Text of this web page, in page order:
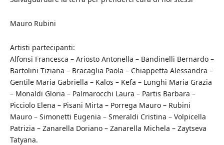
Mauro Rubini
Artisti partecipanti:
Alfonsi Francesca – Ariosto Antonella – Bandinelli Bernardo –
Bartolini Tiziana – Bracaglia Paola – Chiappetta Alessandra –
Gentile Maria Gabriella – Kalos – Kefa – Lunghi Maria Grazia
– Monaldi Gloria – Palmarocchi Laura – Partis Barbara –
Picciolo Elena – Pisani Mirta – Porrega Mauro – Rubini
Mauro – Simonetti Eugenia – Smeraldi Cristina – Volpicella
Patrizia – Zanarella Doriano – Zanarella Michela – Zaytseva
Tatyana.